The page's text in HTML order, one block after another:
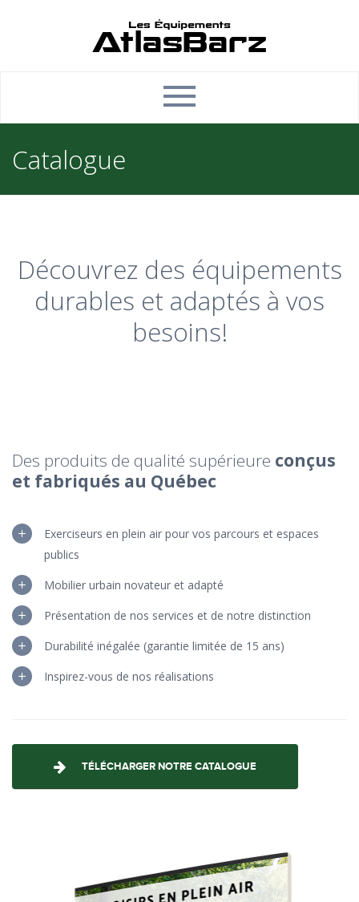
Catalogue
Découvrez des équipements
durables et adaptés à vos
besoins!
Des produits de qualité supérieure conçus
et fabriqués au Québec
Exerciseurs en plein air pour vos parcours et espaces
publics
Mobilier urbain novateur et adapté
Présentation de nos services et de notre distinction
Durabilité inégalée (garantie limitée de 15 ans)
Inspirez-vous de nos réalisations
TÉLÉCHARGER NOTRE CATALOGUE